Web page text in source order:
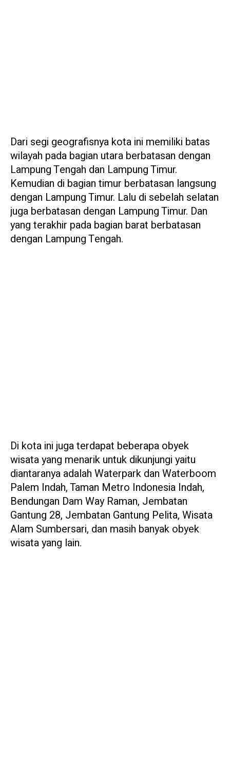
Dari segi geografisnya kota ini memiliki batas
wilayah pada bagian utara berbatasan dengan
Lampung Tengah dan Lampung Timur.
Kemudian di bagian timur berbatasan langsung
dengan Lampung Timur. Lalu di sebelah selatan
juga berbatasan dengan Lampung Timur. Dan
yang terakhir pada bagian barat berbatasan
dengan Lampung Tengah.
Di kota ini juga terdapat beberapa obyek
wisata yang menarik untuk dikunjungi yaitu
diantaranya adalah Waterpark dan Waterboom
Palem Indah, Taman Metro Indonesia Indah,
Bendungan Dam Way Raman, Jembatan
Gantung 28, Jembatan Gantung Pelita, Wisata
Alam Sumbersari, dan masih banyak obyek
wisata yang lain.